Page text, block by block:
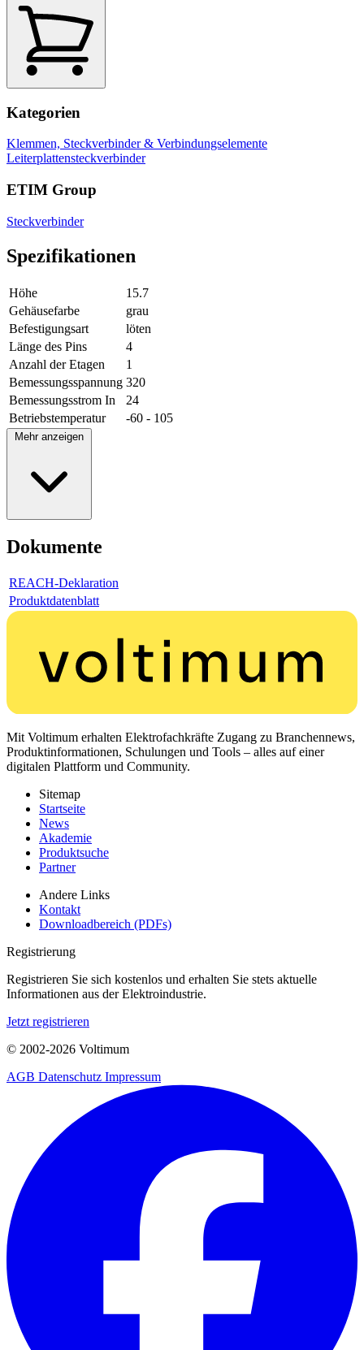
Kategorien
Klemmen, Steckverbinder & Verbindungselemente
Leiterplattensteckverbinder
ETIM Group
Steckverbinder
Spezifikationen
Höhe
15.7
Gehäusefarbe
grau
Befestigungsart
löten
Länge des Pins
4
Anzahl der Etagen
1
Bemessungsspannung 320
Bemessungsstrom In
24
Betriebstemperatur
-60 - 105
Mehr anzeigen
Dokumente
REACH-Deklaration
Produktdatenblatt
Mit Voltimum erhalten Elektrofachkräfte Zugang zu Branchennews,
Produktinformationen, Schulungen und Tools – alles auf einer
digitalen Plattform und Community.
Sitemap
Startseite
News
Akademie
Produktsuche
Partner
Andere Links
Kontakt
Downloadbereich (PDFs)
Registrierung
Registrieren Sie sich kostenlos und erhalten Sie stets aktuelle
Informationen aus der Elektroindustrie.
Jetzt registrieren
© 2002-2026 Voltimum
AGB Datenschutz Impressum